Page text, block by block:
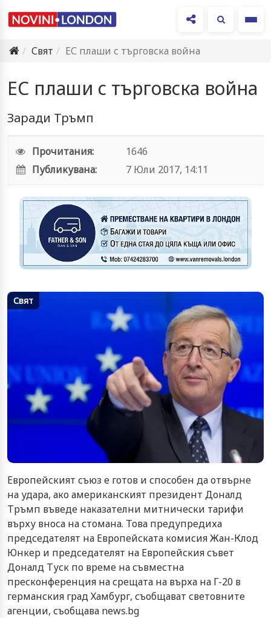
Свят
ЕС плаши с търговска война
ЕС плаши с търговска война
Заради Тръмп
Прочитания:
1646
Публикувана:
7 Юли 2017, 14:11
Свят
Европейският съюз е готов и способен да отвърне
на удара, ако американският президент Доналд
Тръмп въведе наказателни митнически тарифи
върху вноса на стомана. Това предупредиха
председателят на Европейската комисия Жан-Клод
Юнкер и председателят на Европейския съвет
Доналд Туск по време на съвместна
пресконференция на срещата на върха на Г-20 в
германския град Хамбург, съобщават световните
агенции, съобщава news.bg